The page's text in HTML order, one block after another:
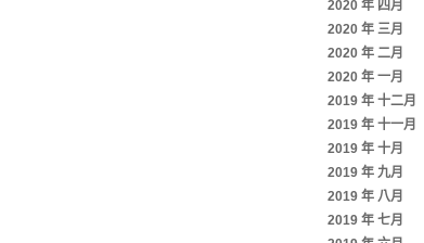
2020 年 四月
2020 年 三月
2020 年 二月
2020 年 一月
2019 年 十二月
2019 年 十一月
2019 年 十月
2019 年 九月
2019 年 八月
2019 年 七月